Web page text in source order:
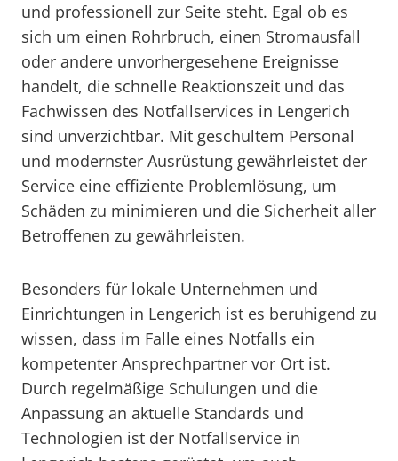
und professionell zur Seite steht. Egal ob es
sich um einen Rohrbruch, einen Stromausfall
oder andere unvorhergesehene Ereignisse
handelt, die schnelle Reaktionszeit und das
Fachwissen des Notfallservices in Lengerich
sind unverzichtbar. Mit geschultem Personal
und modernster Ausrüstung gewährleistet der
Service eine effiziente Problemlösung, um
Schäden zu minimieren und die Sicherheit aller
Betroffenen zu gewährleisten.
Besonders für lokale Unternehmen und
Einrichtungen in Lengerich ist es beruhigend zu
wissen, dass im Falle eines Notfalls ein
kompetenter Ansprechpartner vor Ort ist.
Durch regelmäßige Schulungen und die
Anpassung an aktuelle Standards und
Technologien ist der Notfallservice in